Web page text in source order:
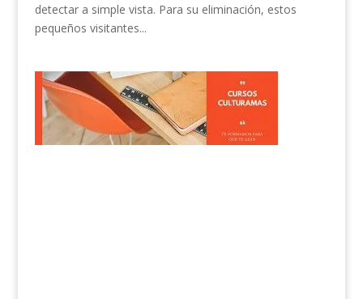
detectar a simple vista. Para su eliminación, estos
pequeños visitantes...